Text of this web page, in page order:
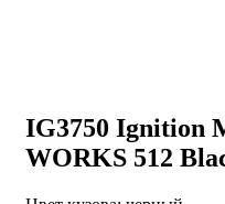
IG3750 Ignition
WORKS 512